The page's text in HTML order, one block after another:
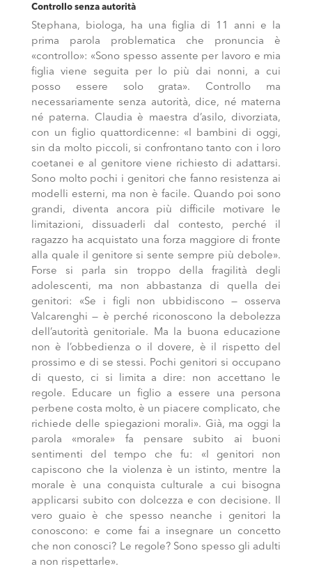
Controllo senza autorità
Stephana, biologa, ha una figlia di 11 anni e la
prima parola problematica che pronuncia è
«controllo»: «Sono spesso assente per lavoro e mia
figlia viene seguita per lo più dai nonni, a cui
posso essere solo grata». Controllo ma
necessariamente senza autorità, dice, né materna
né paterna. Claudia è maestra d’asilo, divorziata,
con un figlio quattordicenne: «I bambini di oggi,
sin da molto piccoli, si confrontano tanto con i loro
coetanei e al genitore viene richiesto di adattarsi.
Sono molto pochi i genitori che fanno resistenza ai
modelli esterni, ma non è facile. Quando poi sono
grandi, diventa ancora più difficile motivare le
limitazioni, dissuaderli dal contesto, perché il
ragazzo ha acquistato una forza maggiore di fronte
alla quale il genitore si sente sempre più debole».
Forse si parla sin troppo della fragilità degli
adolescenti, ma non abbastanza di quella dei
genitori: «Se i figli non ubbidiscono — osserva
Valcarenghi — è perché riconoscono la debolezza
dell’autorità genitoriale. Ma la buona educazione
non è l’obbedienza o il dovere, è il rispetto del
prossimo e di se stessi. Pochi genitori si occupano
di questo, ci si limita a dire: non accettano le
regole. Educare un figlio a essere una persona
perbene costa molto, è un piacere complicato, che
richiede delle spiegazioni morali». Già, ma oggi la
parola «morale» fa pensare subito ai buoni
sentimenti del tempo che fu: «I genitori non
capiscono che la violenza è un istinto, mentre la
morale è una conquista culturale a cui bisogna
applicarsi subito con dolcezza e con decisione. Il
vero guaio è che spesso neanche i genitori la
conoscono: e come fai a insegnare un concetto
che non conosci? Le regole? Sono spesso gli adulti
a non rispettarle».